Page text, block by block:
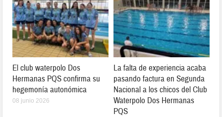
El club waterpolo Dos
Hermanas PQS confirma su
hegemonía autonómica
08 junio 2026
La falta de experiencia acaba
pasando factura en Segunda
Nacional a los chicos del Club
Waterpolo Dos Hermanas
PQS